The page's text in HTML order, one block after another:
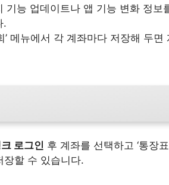
기능 업데이트나 앱 기능 변화 정보
.
’ 메뉴에서 각 계좌마다 저장해 두면
로그인 후 계좌를 선택하고 ‘통장
장할 수 있습니다.